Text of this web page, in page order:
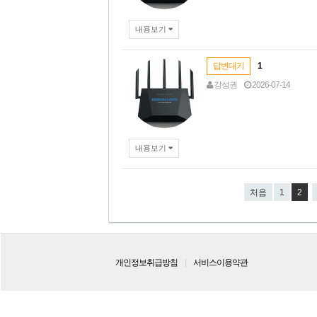
내용보기
답변대기
1
강성권
2026-07-14
내용보기
처음 1 2
개인정보취급방침 서비스이용약관